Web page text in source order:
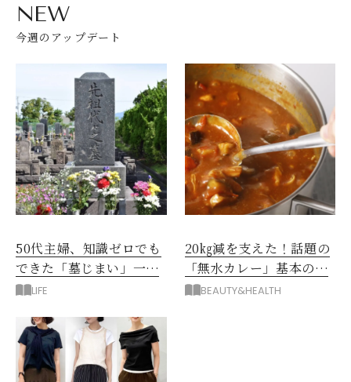
NEW
今週のアップデート
50代主婦、知識ゼロでも
できた「墓じまい」一つ
後悔したのは、ある順
LIFE
20㎏減を支えた！話題の
「無水カレー」基本の作
り方とおすすめルウ6選
BEAUTY&HEALTH